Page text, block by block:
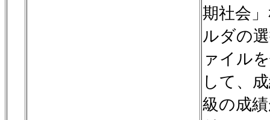
期社会
ルダの
ァイル
して、
級の成